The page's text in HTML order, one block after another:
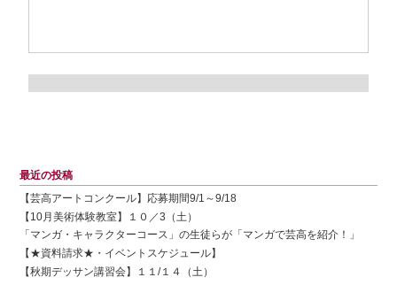
最近の投稿
【芸高アートコンクール】応募期間9/1～9/18
【10月美術体験教室】１０／3（土）
「マンガ・キャラクターコース」の生徒らが「マンガで芸高を紹介！」
【★資料請求★・イベントスケジュール】
【秋期デッサン講習会】１１/１４（土）